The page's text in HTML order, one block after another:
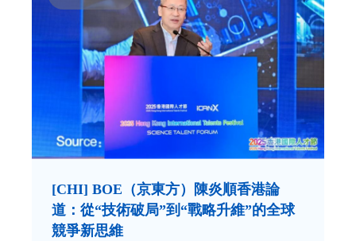
[CHI] BOE（京東方）陳炎順香港論
道：從“技術破局”到“戰略升維”的全球
競爭新思維